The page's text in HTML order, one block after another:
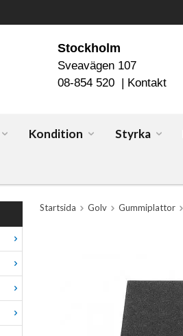
Stockholm
Sveavägen 107
08-854 520 | Kontakt
Kondition Styrka
Startsida Golv Gummiplattor